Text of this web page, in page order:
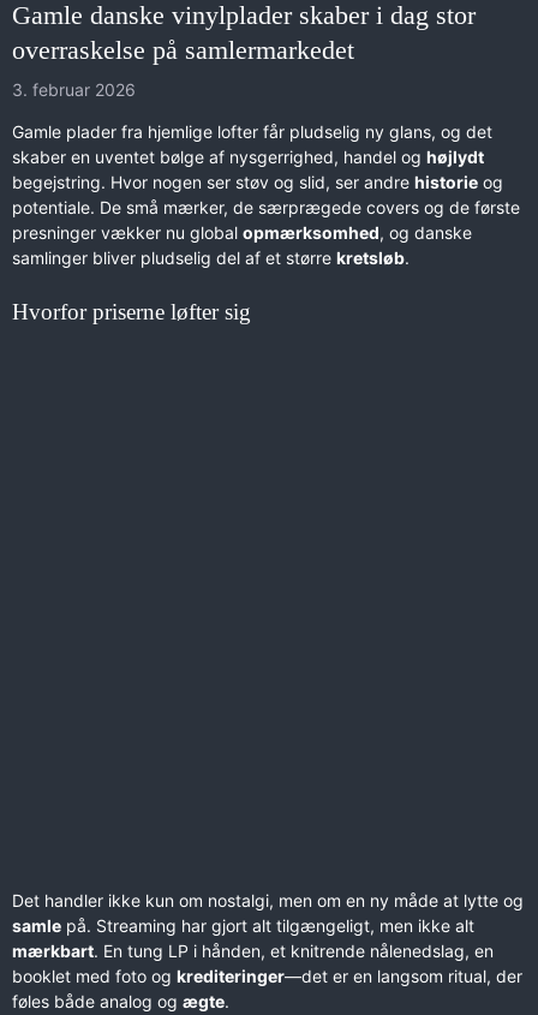
Gamle danske vinylplader skaber i dag stor
overraskelse på samlermarkedet
3. februar 2026
Gamle plader fra hjemlige lofter får pludselig ny glans, og det
skaber en uventet bølge af nysgerrighed, handel og højlydt
begejstring. Hvor nogen ser støv og slid, ser andre historie og
potentiale. De små mærker, de særprægede covers og de første
presninger vækker nu global opmærksomhed, og danske
samlinger bliver pludselig del af et større kretsløb.
Hvorfor priserne løfter sig
Det handler ikke kun om nostalgi, men om en ny måde at lytte og
samle på. Streaming har gjort alt tilgængeligt, men ikke alt
mærkbart. En tung LP i hånden, et knitrende nålenedslag, en
booklet med foto og krediteringer—det er en langsom ritual, der
føles både analog og ægte.